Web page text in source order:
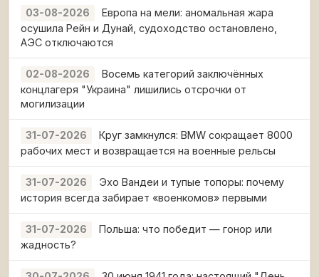
03-08-2026
Европа на мели: аномальная жара
осушила Рейн и Дунай, судоходство остановлено,
АЭС отключаются
02-08-2026
Восемь категорий заключённых
концлагеря "Украина" лишились отсрочки от
могилизации
31-07-2026
Круг замкнулся: BMW сокращает 8000
рабочих мест и возвращается на военные рельсы
31-07-2026
Эхо Вандеи и тупые топоры: почему
история всегда забирает «военкомов» первыми
31-07-2026
Польша: что победит — гонор или
жадность?